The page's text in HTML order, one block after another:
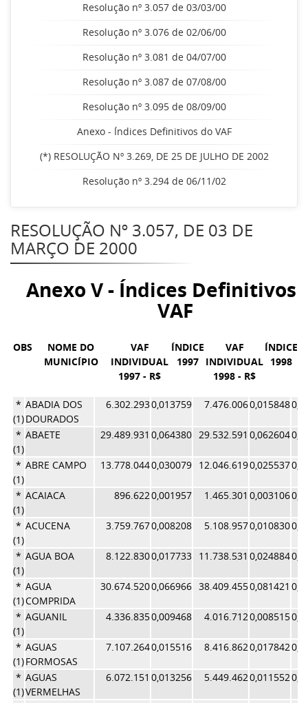
Resolução nº 3.057 de 03/03/00
Resolução nº 3.076 de 02/06/00
Resolução nº 3.081 de 04/07/00
Resolução nº 3.087 de 07/08/00
Resolução nº 3.095 de 08/09/00
Anexo - Índices Definitivos do VAF
(*) RESOLUÇÃO Nº 3.269, DE 25 DE JULHO DE 2002
Resolução nº 3.294 de 06/11/02
RESOLUÇÃO Nº 3.057, DE 03 DE
MARÇO DE 2000
Anexo V - Índices Definitivos
VAF
OBS
NOME DO
MUNICÍPIO
VAF
INDIVIDUAL
1997 - R$
ÍNDICE
1997
VAF
INDIVIDUAL
1998 - R$
ÍNDICE
1998
*
(1)
ABADIA DOS
DOURADOS
6.302.2930,013759 7.476.0060,015848
*
(1)
ABAETE 29.489.931 0,064380 29.532.591 0,062604
*
(1)
ABRE CAMPO 13.778.0440,030079 12.046.6190,025537
*
(1)
ACAIACA 896.6220,001957 1.465.301 0,003106
*
(1)
ACUCENA 3.759.7670,008208 5.108.9570,010830
*
(1)
AGUA BOA 8.122.8300,017733 11.738.531 0,024884
*
(1)
AGUA
COMPRIDA
30.674.5200,066966 38.409.4550,081421
*
(1)
AGUANIL 4.336.8350,009468 4.016.7120,008515
*
(1)
AGUAS
FORMOSAS
7.107.2640,015516 8.416.8620,017842
*
(1)
AGUAS
VERMELHAS
6.072.151 0,013256 5.449.4620,011552